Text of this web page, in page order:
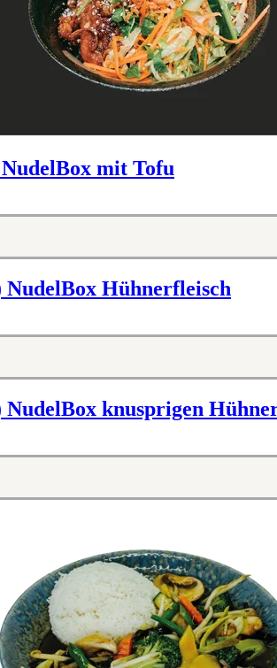
mit Tofu
NudelBox Hühnerfleisch
NudelBox knusprigen